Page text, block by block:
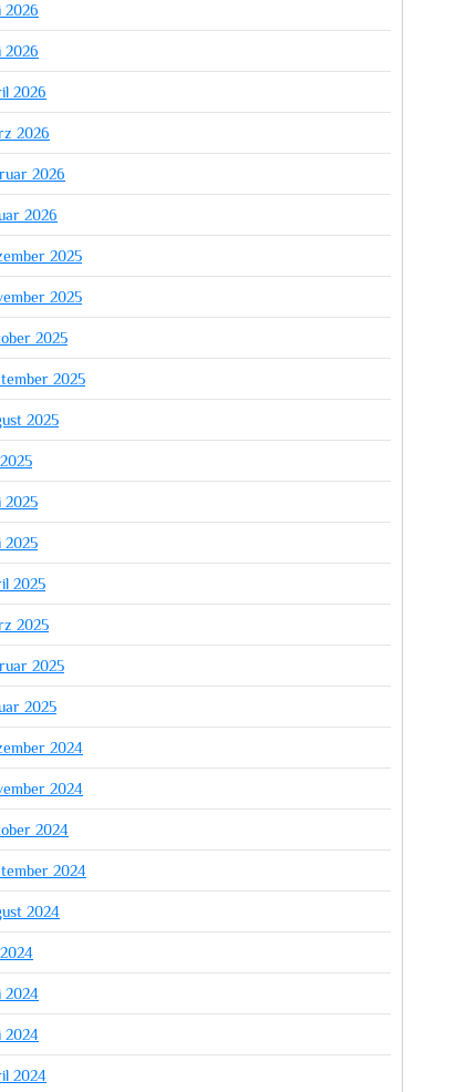
2026
2026
2026
2026
2026
2026
2025
2025
2025
2025
2025
2025
2025
2025
2025
2025
2025
2024
2024
2024
2024
2024
2024
2024
2024